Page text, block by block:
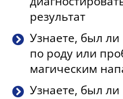
результат
Узнаете, был
по роду или
магическим
Узнаете, был